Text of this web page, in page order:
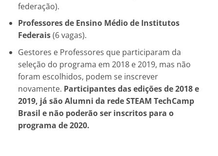
federação).
Professores de Ensino Médio de Institutos
Federais(6 vagas).
Gestores e Professores que participaram da
seleção do programa em 2018 e 2019, mas não
foram escolhidos, podem se inscrever
novamente. Participantes das edições de 2018 e
2019, já são Alumni da rede STEAM TechCamp
Brasil e não poderão ser inscritos para o
programa de 2020.